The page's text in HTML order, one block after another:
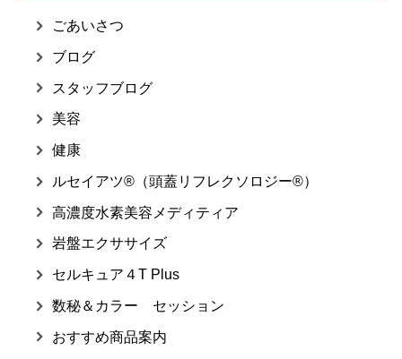
ごあいさつ
ブログ
スタッフブログ
美容
健康
ルセイアツ®（頭蓋リフレクソロジー®）
高濃度水素美容メディティア
岩盤エクササイズ
セルキュア４T Plus
数秘＆カラー セッション
おすすめ商品案内